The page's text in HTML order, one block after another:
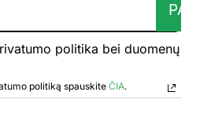
politika bei duomenų
politiką spauskite ČIA.